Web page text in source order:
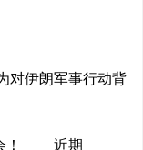
对伊朗军事行动背
会！ 近期